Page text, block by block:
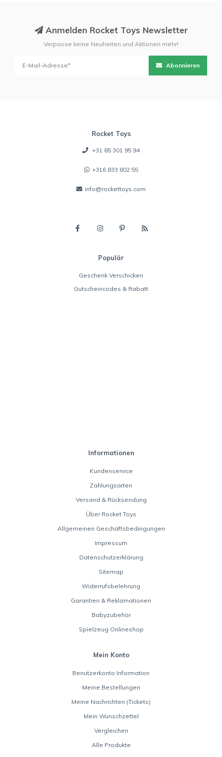
Anmelden Rocket Toys Newsletter
Verpasse keine Neuheiten und Aktionen mehr!
Abonnieren
Rocket Toys
+31 85 301 95 94
+316 833 802 55
info@rockettoys.com
Populär
Geschenk Verschicken
Gutscheincodes & Rabatt
Informationen
Kundenservice
Zahlungsarten
Versand & Rücksendung
Über Rocket Toys
Allgemeinen Geschäftsbedingungen
Impressum
Datenschutzerklärung
Sitemap
Widerrufsbelehrung
Garantien & Reklamationen
Babyzubehör
Spielzeug Onlineshop
Mein Konto
Benutzerkonto Information
Meine Bestellungen
Meine Nachrichten (Tickets)
Mein Wunschzettel
Vergleichen
Alle Produkte